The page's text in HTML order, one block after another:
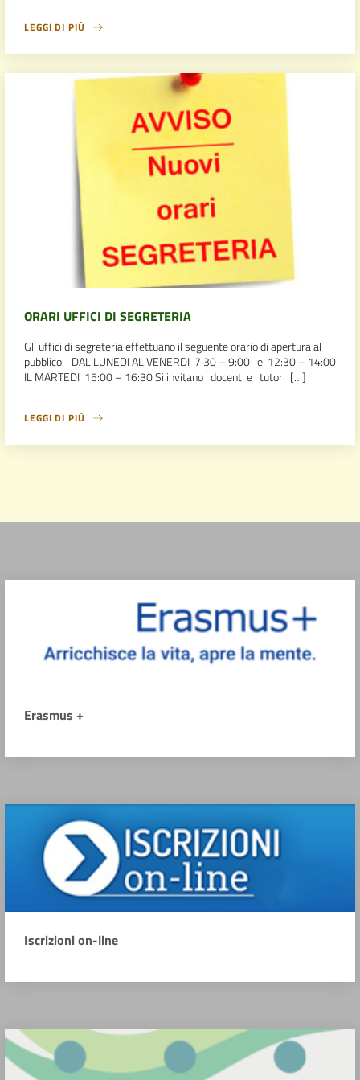
LEGGI DI PIÙ
ORARI UFFICI DI SEGRETERIA
Gli uffici di segreteria effettuano il seguente orario di apertura al
pubblico: DAL LUNEDI AL VENERDI 7.30 – 9:00 e 12:30 – 14:00
IL MARTEDI 15:00 – 16:30 Si invitano i docenti e i tutori […]
LEGGI DI PIÙ
Erasmus +
Iscrizioni on-line